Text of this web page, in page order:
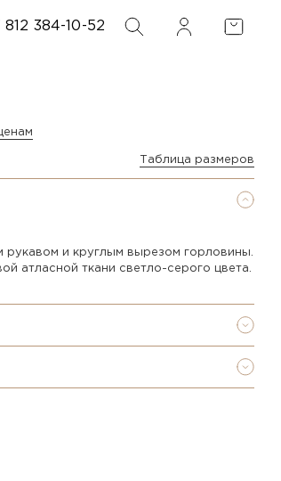
812 384-10-52 ФИЛЬТР
ПОИСК
Таблица размеров
рукавом и круглым вырезом горловины.
атласной ткани светло-серого цвета.